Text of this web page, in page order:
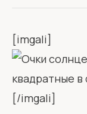
[imgali]
[/imgali]